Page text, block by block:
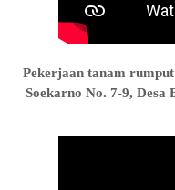
Pekerjaan tanam
Soekarno No. 7-9,